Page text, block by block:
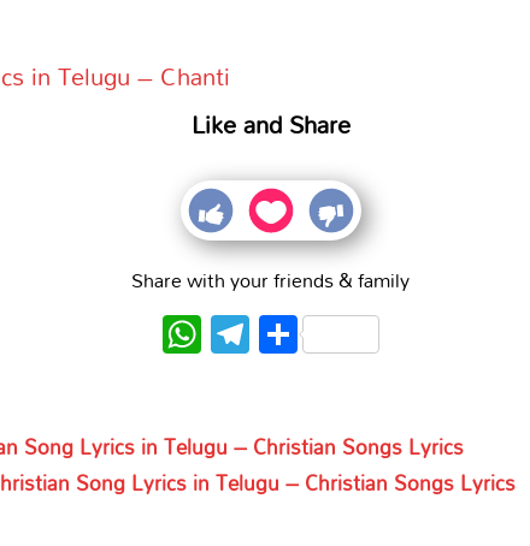
in Telugu – Chanti
Like and Share
Share with your friends & family
WhatsApp
Telegram
Share
Song Lyrics in Telugu – Christian Songs Lyrics
Song Lyrics in Telugu – Christian Songs Lyrics